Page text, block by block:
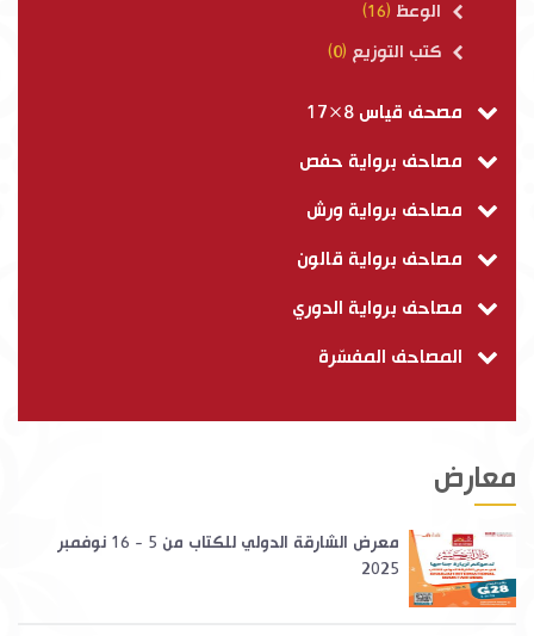
الوعظ (16)
كتب التوزيع (0)
مصحف قياس 8×17
مصاحف برواية حفص
مصاحف برواية ورش
مصاحف برواية قالون
مصاحف برواية الدوري
المصاحف المفسّرة
معارض
معرض الشارقة الدولي للكتاب من 5 - 16 نوفمبر
2025